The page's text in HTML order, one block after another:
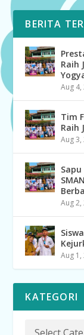
BERITA
Raih
Aug 4,
Tim
Raih
Aug 3,
Aug 2,
Aug 1,
KATEGORI